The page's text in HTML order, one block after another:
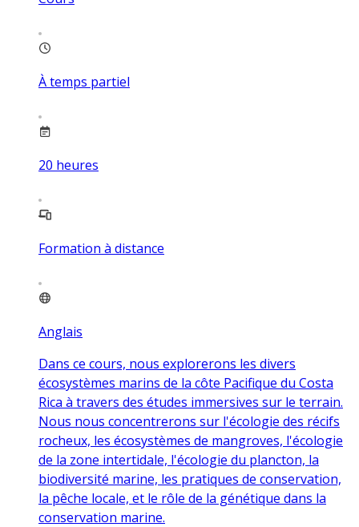
À temps partiel
20 heures
Formation à distance
Anglais
Dans ce cours, nous explorerons les divers
écosystèmes marins de la côte Pacifique du Costa
Rica à travers des études immersives sur le terrain.
Nous nous concentrerons sur l'écologie des récifs
rocheux, les écosystèmes de mangroves, l'écologie
de la zone intertidale, l'écologie du plancton, la
biodiversité marine, les pratiques de conservation,
la pêche locale, et le rôle de la génétique dans la
conservation marine.